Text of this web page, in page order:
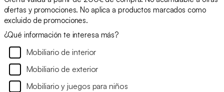
ofertas y promociones. No aplica a productos marcados como
excluido de promociones.
¿Qué información te interesa más?
Mobiliario de interior
Mobiliario de exterior
Mobiliario y juegos para niños